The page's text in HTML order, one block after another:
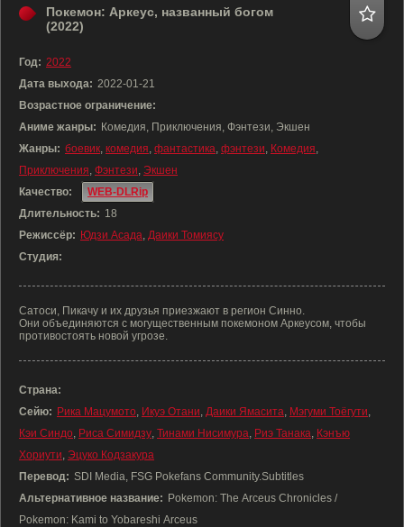
Покемон: Аркеус, названный богом
(2022)
Год: 2022
Дата выхода: 2022-01-21
Возрастное ограничение:
Аниме жанры: Комедия, Приключения, Фэнтези, Экшен
Жанры: боевик, комедия, фантастика, фэнтези, Комедия,
Приключения, Фэнтези, Экшен
Качество:
WEB-DLRip
Длительность: 18
Режиссёр: Юдзи Асада, Даики Томиясу
Студия:
Сатоси, Пикачу и их друзья приезжают в регион Синно.
Они объединяются с могущественным покемоном Аркеусом, чтобы
противостоять новой угрозе.
Страна:
Сейю: Рика Мацумото, Икуэ Отани, Даики Ямасита, Мэгуми Тоёгути,
Кэи Синдо, Риса Симидзу, Тинами Нисимура, Риэ Танака, Кэнъю
Хориути, Эцуко Кодзакура
Перевод: SDI Media, FSG Pokefans Community.Subtitles
Альтернативное название: Pokemon: The Arceus Chronicles /
Pokemon: Kami to Yobareshi Arceus